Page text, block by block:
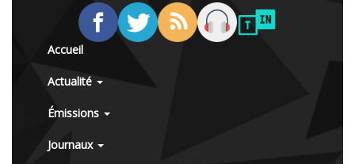
Accueil
Actualité
Émissions
Journaux